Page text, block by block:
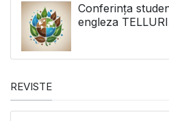
Conferința
engleza
REVISTE